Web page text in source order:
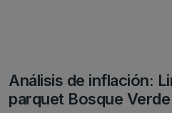
Análisis de inflación:
parquet Bosque